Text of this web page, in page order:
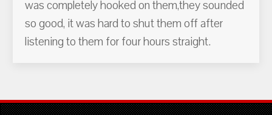
was completely hooked on them,they sounded
so good, it was hard to shut them off after
listening to them for four hours straight.